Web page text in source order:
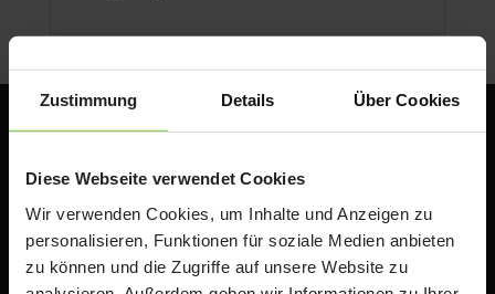
Zustimmung Details Über Cookies
Diese Webseite verwendet Cookies
Wir verwenden Cookies, um Inhalte und Anzeigen zu
personalisieren, Funktionen für soziale Medien anbieten
zu können und die Zugriffe auf unsere Website zu